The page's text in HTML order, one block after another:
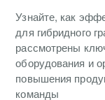
Узнайте, как
для гибридного
рассмотрены
оборудования и
повышения
команды